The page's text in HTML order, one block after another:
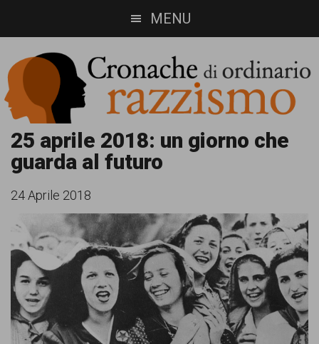
to
main
content
to
footer
MENU
Cronache
di
ordinario
razzismo
Cronachediordinariorazzismo.org
informazione,
approfondimento
comunicazione
25 aprile 2018: un giorno che
guarda al futuro
24 Aprile 2018